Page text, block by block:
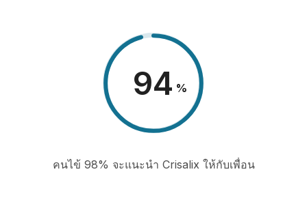
98 %
คนไข้ 98% จะแนะนำ Crisalix ให้กับเพื่อน